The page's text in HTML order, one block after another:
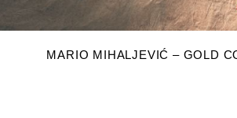
DODAJ U
MARIO MIHALJEVIĆ – GOLD